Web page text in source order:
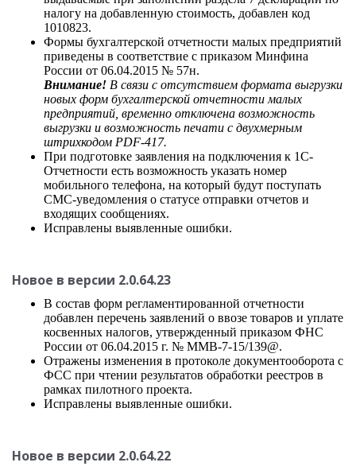
налогу на добавленную стоимость, добавлен код
1010823.
Формы бухгалтерской отчетности малых предприятий
приведены в соответствие с приказом Минфина
России от 06.04.2015 № 57н.
Внимание! В связи с отсутствием формата выгрузки
новых форм бухгалтерской отчетности малых
предприятий, временно отключена возможность
выгрузки и возможность печати с двухмерным
штрихкодом PDF-417.
При подготовке заявления на подключения к 1С-
Отчетности есть возможность указать номер
мобильного телефона, на который будут поступать
СМС-уведомления о статусе отправки отчетов и
входящих сообщениях.
Исправлены выявленные ошибки.
Новое в версии 2.0.64.23
В состав форм регламентированной отчетности
добавлен перечень заявлений о ввозе товаров и уплате
косвенных налогов, утвержденный приказом ФНС
России от 06.04.2015 г. № ММВ-7-15/139@.
Отражены изменения в протоколе документооборота с
ФСС при чтении результатов обработки реестров в
рамках пилотного проекта.
Исправлены выявленные ошибки.
Новое в версии 2.0.64.22